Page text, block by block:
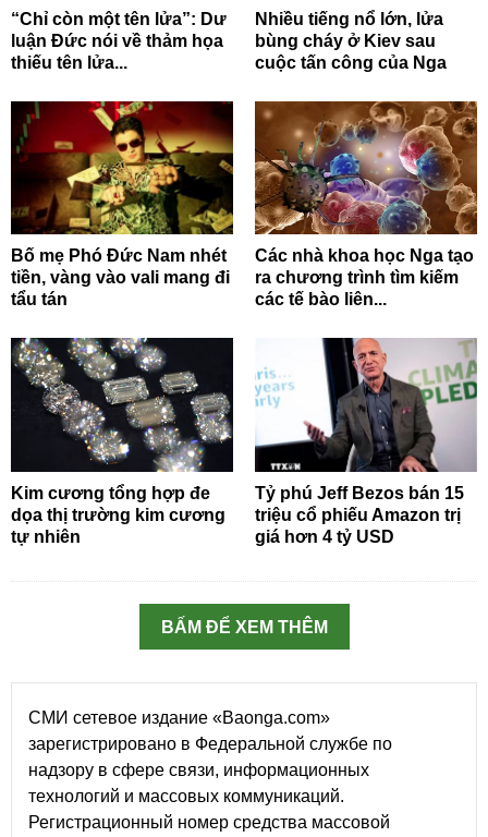
“Chỉ còn một tên lửa”: Dư
luận Đức nói về thảm họa
thiếu tên lửa...
Nhiều tiếng nổ lớn, lửa
bùng cháy ở Kiev sau
cuộc tấn công của Nga
Bố mẹ Phó Đức Nam nhét
tiền, vàng vào vali mang đi
tẩu tán
Các nhà khoa học Nga tạo
ra chương trình tìm kiếm
các tế bào liên...
Kim cương tổng hợp đe
dọa thị trường kim cương
tự nhiên
Tỷ phú Jeff Bezos bán 15
triệu cổ phiếu Amazon trị
giá hơn 4 tỷ USD
BẤM ĐỂ XEM THÊM
СМИ сетевое издание «Baonga.com»
зарегистрировано в Федеральной службе по
надзору в сфере связи, информационных
технологий и массовых коммуникаций.
Регистрационный номер средства массовой